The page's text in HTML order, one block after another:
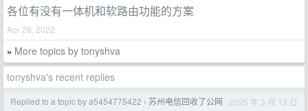
各位有没有一体机和软路由功能的方案
Apr 28, 2022
» More topics by tonyshva
tonyshva's recent replies
Replied to a topic by a5454775422 › 苏州电信回收了公网 2025 年 3 月 12 日